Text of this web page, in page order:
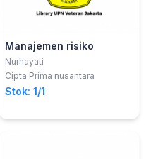
Manajemen risiko
Nurhayati
Cipta Prima nusantara
Stok: 1/1